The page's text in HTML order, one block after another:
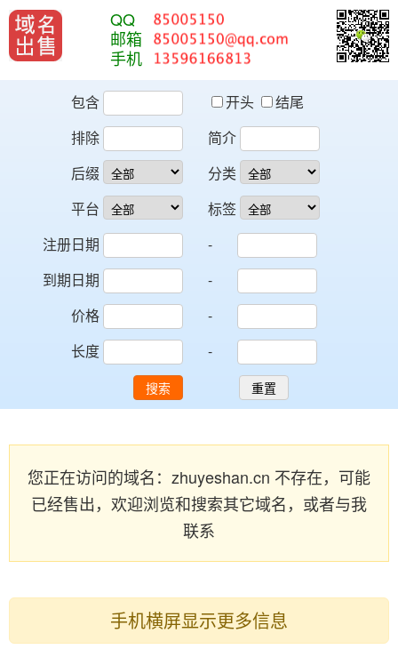
QQ
邮箱
手机
包含 开头
结尾
排除
简介
后缀
平台
分类
标签
注册日期
-
到期日期
-
价格
-
长度
-
搜索 重置
您正在访问的域名：zhuyeshan.cn 不存在，可能
已经售出，欢迎浏览和搜索其它域名，或者与我
联系
手机横屏显示更多信息